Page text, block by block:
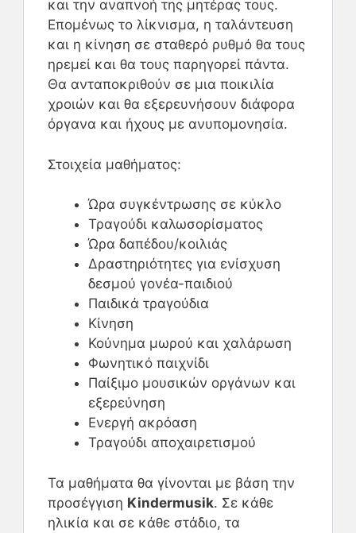
και την αναπνοή της μητέρας τους.
Επομένως το λίκνισμα, η ταλάντευση
και η κίνηση σε σταθερό ρυθμό θα τους
ηρεμεί και θα τους παρηγορεί πάντα.
Θα ανταποκριθούν σε μια ποικιλία
χροιών και θα εξερευνήσουν διάφορα
όργανα και ήχους με ανυπομονησία.
Στοιχεία μαθήματος:
Ώρα συγκέντρωσης σε κύκλο
Τραγούδι καλωσορίσματος
Ώρα δαπέδου/κοιλιάς
Δραστηριότητες για ενίσχυση
δεσμού γονέα-παιδιού
Παιδικά τραγούδια
Κίνηση
Κούνημα μωρού και χαλάρωση
Φωνητικό παιχνίδι
Παίξιμο μουσικών οργάνων και
εξερεύνηση
Ενεργή ακρόαση
Τραγούδι αποχαιρετισμού
Τα μαθήματα θα γίνονται με βάση την
προσέγγιση Kindermusik. Σε κάθε
ηλικία και σε κάθε στάδιο, τα